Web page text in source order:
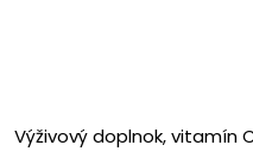
Výživový doplnok, vitamín